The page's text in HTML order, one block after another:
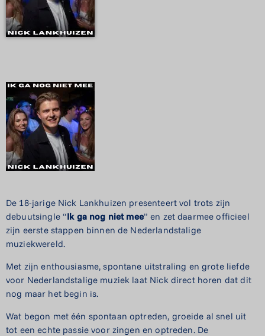
De 18-jarige Nick Lankhuizen presenteert vol trots zijn
debuutsingle “Ik ga nog niet mee” en zet daarmee officieel
zijn eerste stappen binnen de Nederlandstalige
muziekwereld.
Met zijn enthousiasme, spontane uitstraling en grote liefde
voor Nederlandstalige muziek laat Nick direct horen dat dit
nog maar het begin is.
Wat begon met één spontaan optreden, groeide al snel uit
tot een echte passie voor zingen en optreden. De